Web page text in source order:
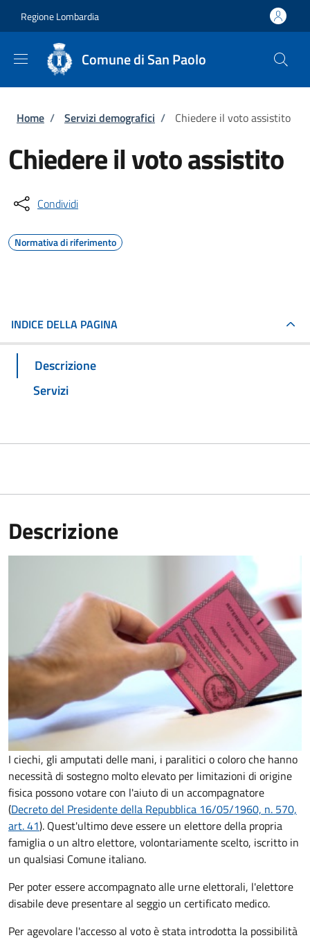
Regione Lombardia
Comune di San Paolo
Briciole di pane
Home / Servizi demografici / Chiedere il voto assistito
Chiedere il voto assistito
Condividi
Normativa di riferimento
INDICE DELLA PAGINA
Descrizione
Servizi
Descrizione
I ciechi, gli amputati delle mani, i paralitici o coloro che hanno
necessità di sostegno molto elevato per limitazioni di origine
fisica possono votare con l'aiuto di un accompagnatore
(Decreto del Presidente della Repubblica 16/05/1960, n. 570,
art. 41). Quest'ultimo deve essere un elettore della propria
famiglia o un altro elettore, volontariamente scelto, iscritto in
un qualsiasi Comune italiano.
Per poter essere accompagnato alle urne elettorali, l'elettore
disabile deve presentare al seggio un certificato medico.
Per agevolare l'accesso al voto è stata introdotta la possibilità